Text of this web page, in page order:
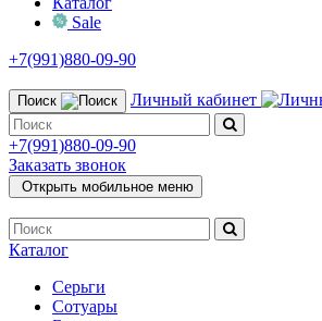
Sale
+7(991)880-09-90
Поиск Личный кабинет
+7(991)880-09-90
Заказать звонок
Открыть мобильное меню
Каталог
Серьги
Сотуары